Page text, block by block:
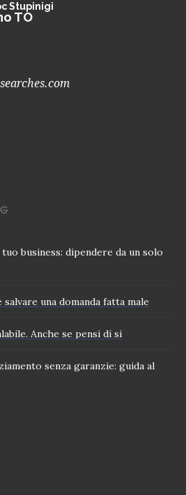
Stupinigi
TO
business: dipendere da un solo
una domanda fatta male
Anche se pensi di si
senza garanzie: guida al